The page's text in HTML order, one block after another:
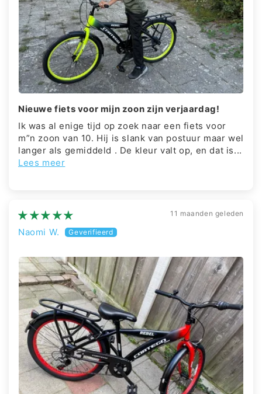
Nieuwe fiets voor mijn zoon zijn verjaardag!
Ik was al enige tijd op zoek naar een fiets voor
m”n zoon van 10. Hij is slank van postuur maar wel
langer als gemiddeld . De kleur valt op, en dat is...
Lees meer
11 maanden geleden
Naomi W.